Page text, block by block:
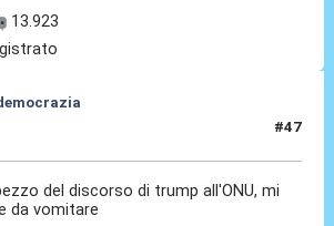
13.923
#47
del discorso di trump all'ONU, mi
da vomitare